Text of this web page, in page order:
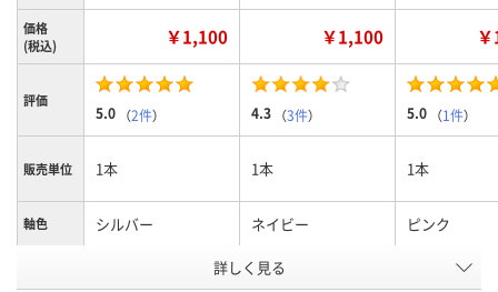
価格
(税込)
￥1,100 ￥1,100
評価
5.0 （2件） 4.3 （3件） 5.0 （1件）
販売単位 1本 1本 1本
軸色 シルバー ネイビー ピンク
9406034 U457825
詳しく見る